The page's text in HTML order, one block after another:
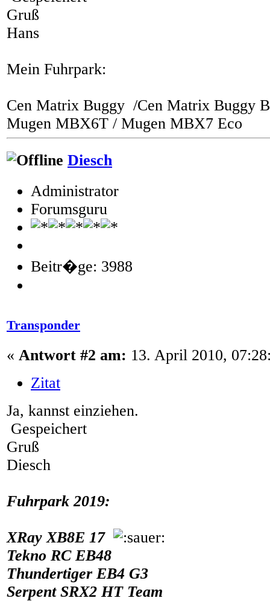
Gruß
Hans
Mein Fuhrpark:
Cen Matrix Buggy /Cen Matrix Buggy
Mugen MBX6T / Mugen MBX7 Eco
Diesch
Administrator
Forumsguru
Beitr�ge: 3988
Transponder
« Antwort #2 am: 13. April 2010,
Zitat
Ja, kannst einziehen.
Gespeichert
Gruß
Diesch
Fuhrpark 2019:
XRay XB8E 17
Tekno RC EB48
Thundertiger EB4 G3
Serpent SRX2 HT Team